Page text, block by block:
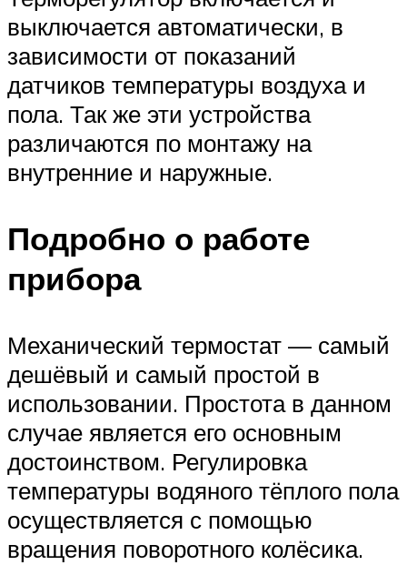
выключается автоматически, в
зависимости от показаний
датчиков температуры воздуха и
пола. Так же эти устройства
различаются по монтажу на
внутренние и наружные.
Подробно о работе
прибора
Механический термостат — самый
дешёвый и самый простой в
использовании. Простота в данном
случае является его основным
достоинством. Регулировка
температуры водяного тёплого пола
осуществляется с помощью
вращения поворотного колёсика.